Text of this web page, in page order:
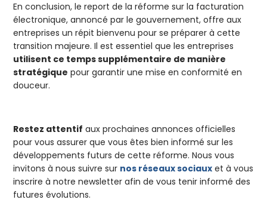
En conclusion, le report de la réforme sur la facturation
électronique, annoncé par le gouvernement, offre aux
entreprises un répit bienvenu pour se préparer à cette
transition majeure. Il est essentiel que les entreprises
utilisent ce temps supplémentaire de manière
stratégique pour garantir une mise en conformité en
douceur.
Restez attentif aux prochaines annonces officielles
pour vous assurer que vous êtes bien informé sur les
développements futurs de cette réforme. Nous vous
invitons à nous suivre sur nos réseaux sociaux et à vous
inscrire à notre newsletter afin de vous tenir informé des
futures évolutions.